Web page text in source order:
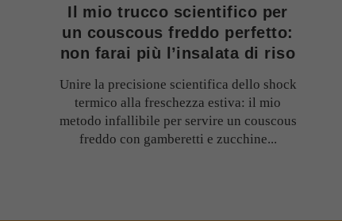
Il mio trucco scientifico per
un couscous freddo perfetto:
non farai più l’insalata di riso
Unire la precisione scientifica dello shock
termico alla freschezza estiva: il mio
metodo infallibile per servire un couscous
freddo con gamberetti e zucchine...